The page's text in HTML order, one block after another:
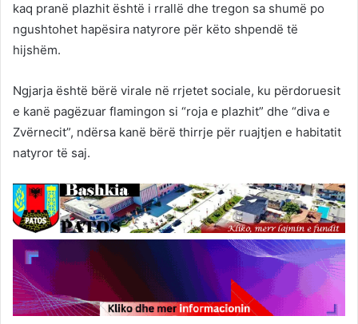
kaq pranë plazhit është i rrallë dhe tregon sa shumë po
ngushtohet hapësira natyrore për këto shpendë të
hijshëm.
Ngjarja është bërë virale në rrjetet sociale, ku përdoruesit
e kanë pagëzuar flamingon si “roja e plazhit” dhe “diva e
Zvërnecit”, ndërsa kanë bërë thirrje për ruajtjen e habitatit
natyror të saj.